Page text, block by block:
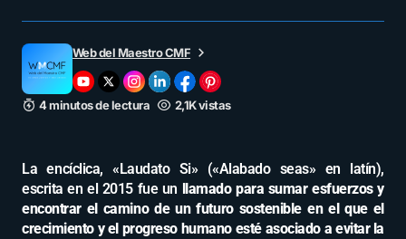
Web del Maestro CMF
4 minutos de lectura 2,1K vistas
La encíclica, «Laudato Si» («Alabado seas» en latín),
escrita en el 2015 fue un llamado para sumar esfuerzos y
encontrar el camino de un futuro sostenible en el que el
crecimiento y el progreso humano esté asociado a evitar la